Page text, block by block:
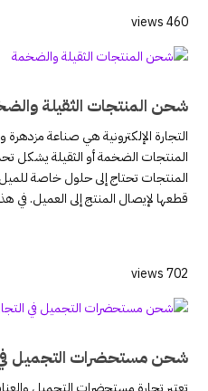
460 views
شحن المنتجات الثقيلة
التجارة الإلكترونية هي صناعة
المنتجات الضخمة أو الثقيلة يشكل
المنتجات تحتاج إلى حلول خاصة للميل
قطعها لإيصال المنتج إلى العميل.
702 views
شحن مستحضرات التجميل في